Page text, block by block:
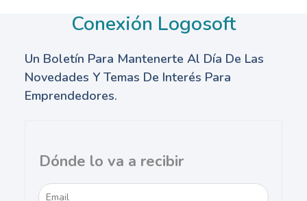
Conexión Logosoft
Un Boletín Para Mantenerte Al Día De Las
Novedades Y Temas De Interés Para
Emprendedores.
Dónde lo va a recibir